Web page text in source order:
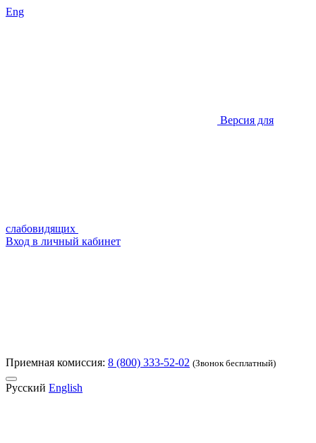
Eng
Версия для
слабовидящих
Вход в личный кабинет
Приемная комиссия: 8 (800) 333-52-02 (Звонок бесплатный)
Русский English